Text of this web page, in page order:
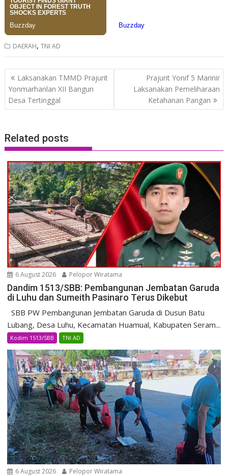
DAERAH,TNI AD
Post
navigation
Laksanakan TMMD Prajurit
Yonmarhanlan XII Bangun
Desa Tertinggal
Prajurit Yonif 5 Marinir
Laksanakan Pemeliharaan
Ketahanan Pangan
Related posts
6 August 2026 Pelopor Wiratama
Dandim 1513/SBB: Pembangunan Jembatan Garuda
di Luhu dan Sumeith Pasinaro Terus Dikebut
SBB PW Pembangunan Jembatan Garuda di Dusun Batu
Lubang, Desa Luhu, Kecamatan Huamual, Kabupaten Seram...
Kodim 1513/SBB TNI AD
6 August 2026 Pelopor Wiratama